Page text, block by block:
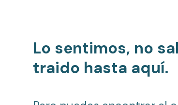
Lo sentimos, no
traido hasta aquí.